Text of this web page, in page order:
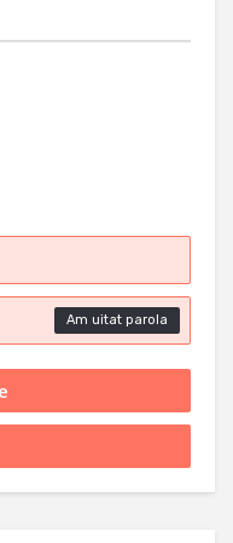
Am uitat parola